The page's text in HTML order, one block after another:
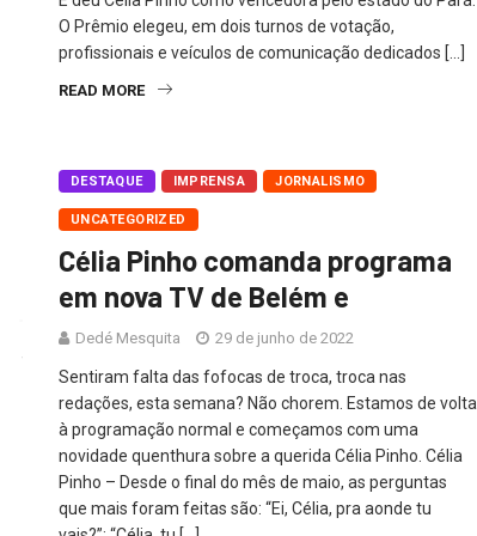
O Prêmio elegeu, em dois turnos de votação,
profissionais e veículos de comunicação dedicados […]
READ MORE
DESTAQUE IMPRENSA JORNALISMO
UNCATEGORIZED
Célia Pinho comanda programa
em nova TV de Belém e
Dedé Mesquita 29 de junho de 2022
Sentiram falta das fofocas de troca, troca nas
redações, esta semana? Não chorem. Estamos de volta
à programação normal e começamos com uma
novidade quenthura sobre a querida Célia Pinho. Célia
Pinho – Desde o final do mês de maio, as perguntas
que mais foram feitas são: “Ei, Célia, pra aonde tu